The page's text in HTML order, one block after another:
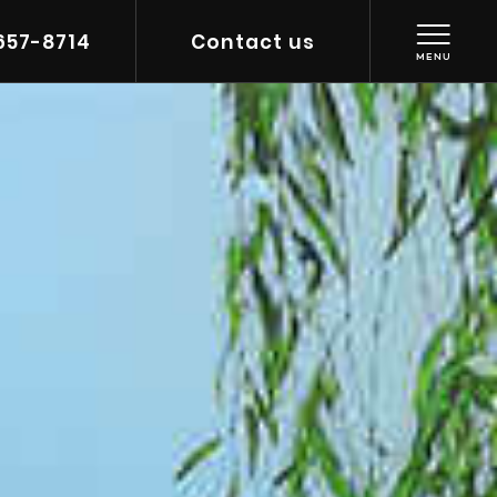
MENU
Contact us
8714